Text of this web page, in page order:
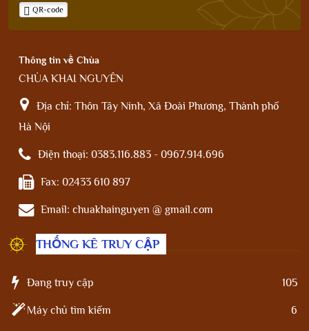
QR-code
Thông tin về Chùa
CHÙA KHAI NGUYÊN
Địa chỉ: Thôn Tây Ninh, Xã Đoài Phương, Thành phố
Hà Nội
Điện thoại: 0383.116.883 - 0967.914.696
Fax: 02433 610 897
Email: chuakhainguyen @ gmail.com
THỐNG KÊ TRUY CẬP
Đang truy cập 105
Máy chủ tìm kiếm 6